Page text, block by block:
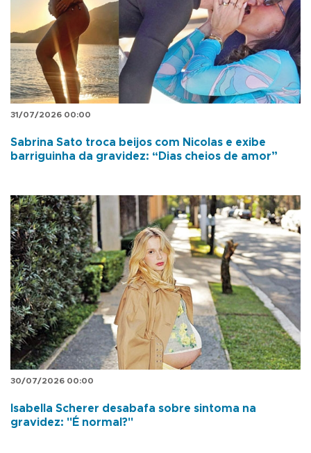
31/07/2026 00:00
Sabrina Sato troca beijos com Nicolas e exibe
barriguinha da gravidez: “Dias cheios de amor”
30/07/2026 00:00
Isabella Scherer desabafa sobre sintoma na
gravidez: "É normal?"